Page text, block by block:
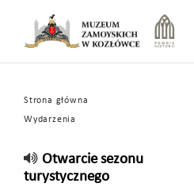
Strona główna
Wydarzenia
Otwarcie sezonu
turystycznego